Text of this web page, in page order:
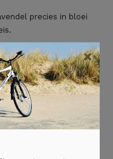
precies in bloei
kwaliteitsproducten.
vind je
ambachtelijke zepen.
×